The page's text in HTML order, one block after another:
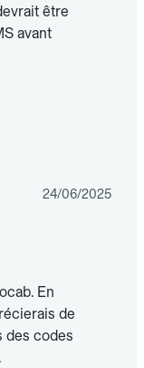
être
avant
24/06/2025
En
de
des codes